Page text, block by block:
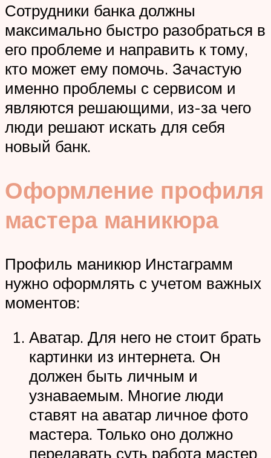
Сотрудники банка должны
максимально быстро разобраться в
его проблеме и направить к тому,
кто может ему помочь. Зачастую
именно проблемы с сервисом и
являются решающими, из-за чего
люди решают искать для себя
новый банк.
Оформление профиля
мастера маникюра
Профиль маникюр Инстаграмм
нужно оформлять с учетом важных
моментов:
Аватар. Для него не стоит брать
картинки из интернета. Он
должен быть личным и
узнаваемым. Многие люди
ставят на аватар личное фото
мастера. Только оно должно
передавать суть работа мастер